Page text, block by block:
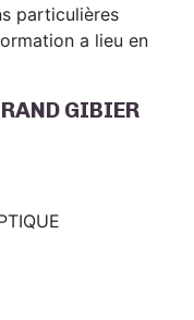
particulières
a lieu en
GIBIER